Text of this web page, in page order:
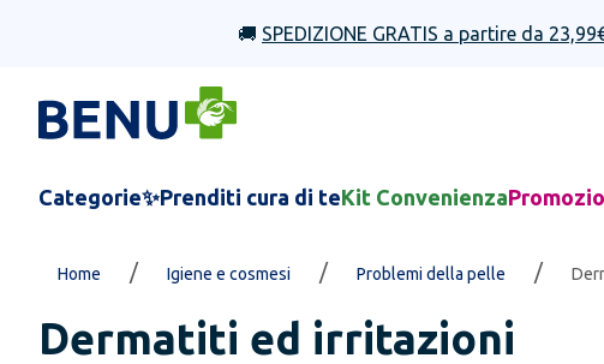
🚚 SPEDIZIONE GRATIS a partire da
Categorie✨Prenditi cura di teKit Convenienza
Home / Igiene e cosmesi / Problemi della pelle /
Dermatiti ed irritazioni